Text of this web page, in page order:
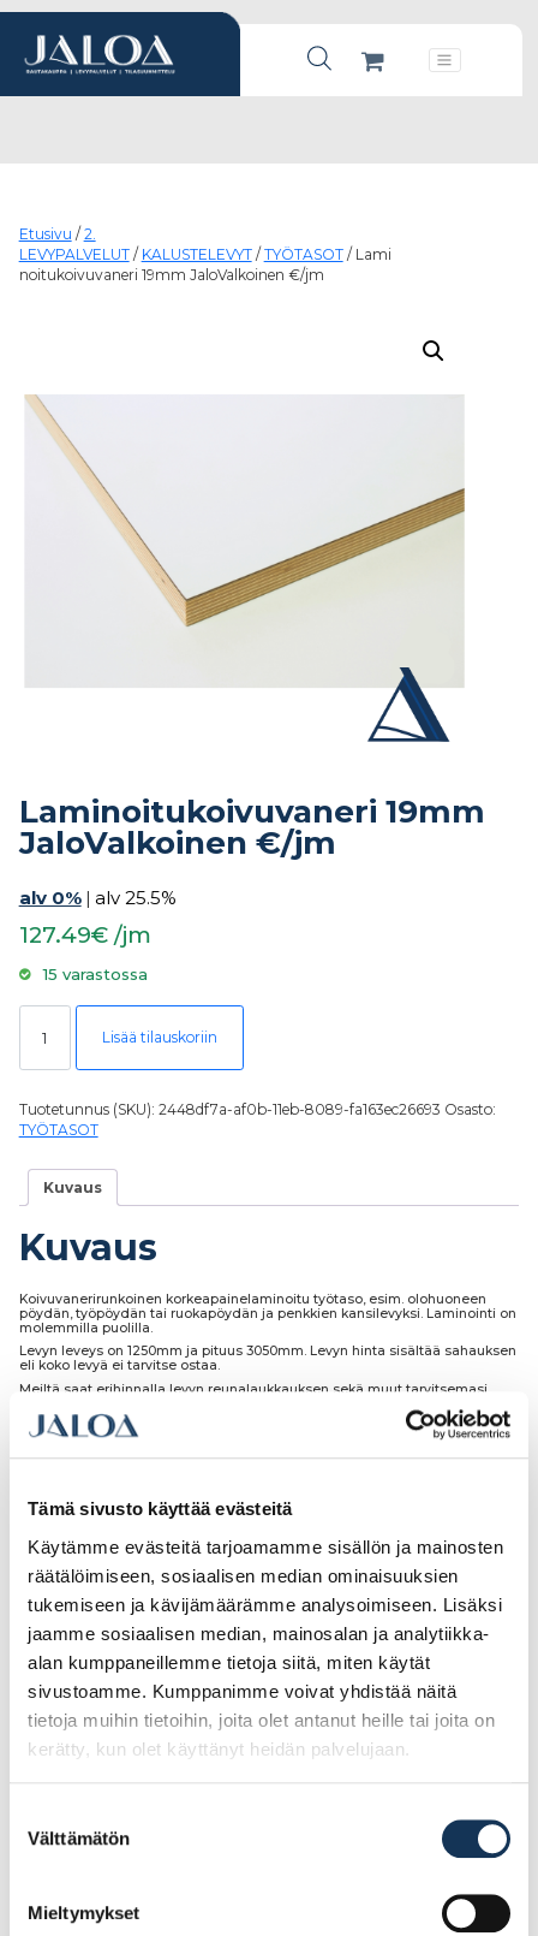
Tämä sivusto käyttää evästeitä
Käytämme evästeitä tarjoamamme sisällön ja mainosten
räätälöimiseen, sosiaalisen median ominaisuuksien
tukemiseen ja kävijämäärämme analysoimiseen. Lisäksi
jaamme sosiaalisen median, mainosalan ja analytiikka-
alan kumppaneillemme tietoja siitä, miten käytät
sivustoamme. Kumppanimme voivat yhdistää näitä
tietoja muihin tietoihin, joita olet antanut heille tai joita on
kerätty, kun olet käyttänyt heidän palvelujaan.
valinta
Välttämätön
Mieltymykset
Products search
Päävalikko
Etusivu / 2.
LEVYPALVELUT/ KALUSTELEVYT/ TYÖTASOT/ Lami
noitukoivuvaneri 19mm JaloValkoinen €/jm
Laminoitukoivuvaneri 19mm
JaloValkoinen €/jm
alv 0% | alv 25.5%
127.49€ /jm
15 varastossa
Laminoitukoivuvaneri 19mm JaloValkoinen €/jm määrä
Lisää tilauskoriin
Tuotetunnus (SKU): 2448df7a-af0b-11eb-8089-fa163ec26693 Osasto:
TYÖTASOT
Kuvaus
Kuvaus
Koivuvanerirunkoinen korkeapainelaminoitu työtaso, esim. olohuoneen
pöydän, työpöydän tai ruokapöydän ja penkkien kansilevyksi. Laminointi on
molemmilla puolilla.
Levyn leveys on 1250mm ja pituus 3050mm. Levyn hinta sisältää sahauksen
eli koko levyä ei tarvitse ostaa.
Meiltä saat erihinnalla levyn reunalaukkauksen sekä muut tarvitsemasi
Tutustu myös
5527FP 30mm,
minimiveloitus 1m
Työtaso Harmaa Laasti
30mm/R5, miniveloitus